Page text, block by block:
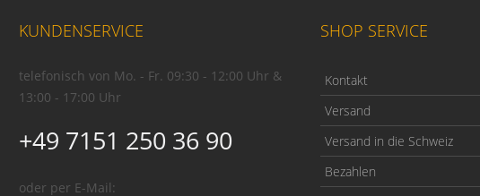
KUNDENSERVICE
telefonisch von Mo. - Fr. 09:30 - 12:00 Uhr &
13:00 - 17:00 Uhr
+49 7151 250 36 90
oder per E-Mail:
SHOP SERVICE
Kontakt
Versand
Versand in die Schweiz
Bezahlen